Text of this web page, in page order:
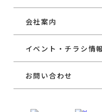
会社案内
イベント・チラシ情報
お問い合わせ